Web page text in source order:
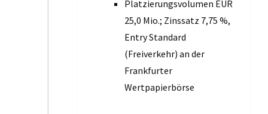
Platzierungsvolumen EUR
25,0 Mio.; Zinssatz 7,75 %,
Entry Standard
(Freiverkehr) an der
Frankfurter
Wertpapierbörse